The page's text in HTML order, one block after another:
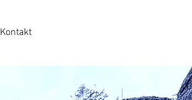
Kontakt